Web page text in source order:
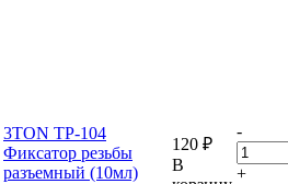
3TON TP-104
Фиксатор резьбы
разъемный (10мл)
120 ₽
В
-
+